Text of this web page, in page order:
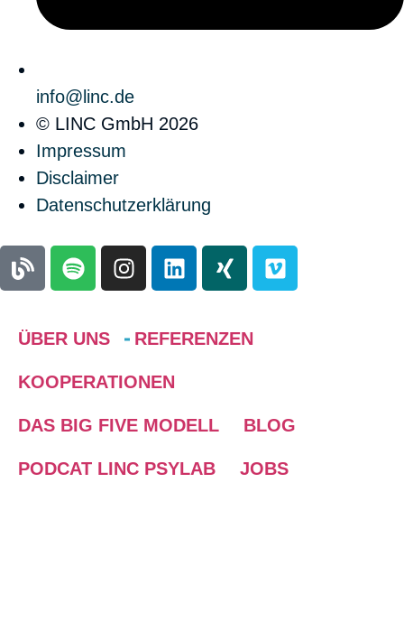
info@linc.de
© LINC GmbH 2026
Impressum
Disclaimer
Datenschutzerklärung
ÜBER UNS REFERENZEN
KOOPERATIONEN
DAS BIG FIVE MODELL BLOG
PODCAT LINC PSYLAB JOBS